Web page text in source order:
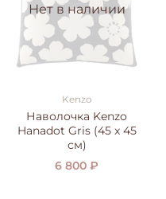
Нет в наличии
Kenzo
Наволочка Kenzo
Hanadot Gris (45 x 45
см)
6 800 ₽